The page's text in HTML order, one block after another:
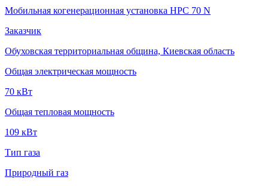
Мобильная когенерационная установка HPC 70 N
Заказчик
Обуховская территориальная община, Киевская область
Общая электрическая мощность
70 кВт
Общая тепловая мощность
109 кВт
Тип газа
Природный газ